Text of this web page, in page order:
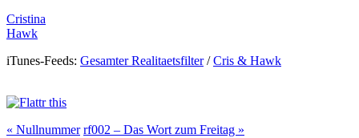
Cristina
Hawk
iTunes-Feeds: Gesamter Realitaetsfilter/Cris & Hawk
« Nullnummer rf002 – Das Wort zum Freitag »